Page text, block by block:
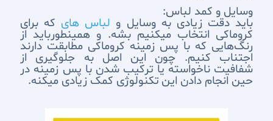
وسایل و کمد لباس:
باید دقت زیادی به وسایل و لباس های که برای
کروماکی انتخاب میکنیم بشه. و همینطورباید از
رنگ‌هایی که با پس ‌زمینه کروماکی مطابقت دارند
اجتناب کنیم. چون این اصل به جلوگیری از
شفافیت ناخواسته یا ترکیب شدن با پس زمینه در
حین انجام دادن این تکنولوژی کمک زیادی میکنه.